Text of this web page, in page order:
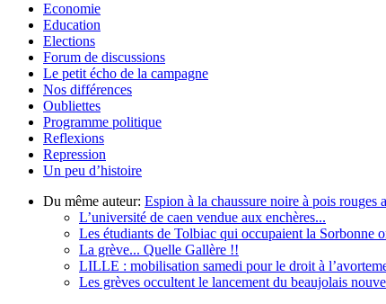
Economie
Education
Elections
Forum de discussions
Le petit écho de la campagne
Nos différences
Oubliettes
Programme politique
Reflexions
Repression
Un peu d’histoire
Du même auteur: Espion à la chaussure noire à pois rouges
L’université de caen vendue aux enchères...
Les étudiants de Tolbiac qui occupaient la Sorbonne
La grève... Quelle Gallère !!
LILLE : mobilisation samedi pour le droit à
Les grèves occultent le lancement du beaujolais